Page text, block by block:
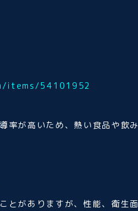
items/54101952
率が高いため、熱い食品や飲み
とがありますが、性能、衛生面